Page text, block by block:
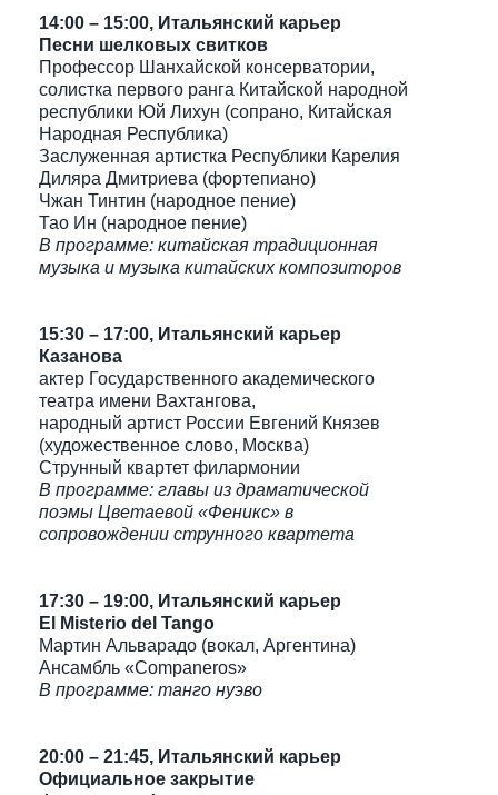
14:00 – 15:00, Итальянский карьер
Песни шелковых свитков
Профессор Шанхайской консерватории,
солистка первого ранга Китайской народной
республики Юй Лихун (сопрано, Китайская
Народная Республика)
Заслуженная артистка Республики Карелия
Диляра Дмитриева (фортепиано)
Чжан Тинтин (народное пение)
Тао Ин (народное пение)
В программе: китайская традиционная
музыка и музыка китайских композиторов
15:30 – 17:00, Итальянский карьер
Казанова
актер Государственного академического
театра имени Вахтангова,
народный артист России Евгений Князев
(художественное слово, Москва)
Струнный квартет филармонии
В программе: главы из драматической
поэмы Цветаевой «Феникс» в
сопровождении струнного квартета
17:30 – 19:00, Итальянский карьер
El Misterio del Tango
Мартин Альварадо (вокал, Аргентина)
Ансамбль «Companeros»
В программе: танго нуэво
20:00 – 21:45, Итальянский карьер
Официальное закрытие